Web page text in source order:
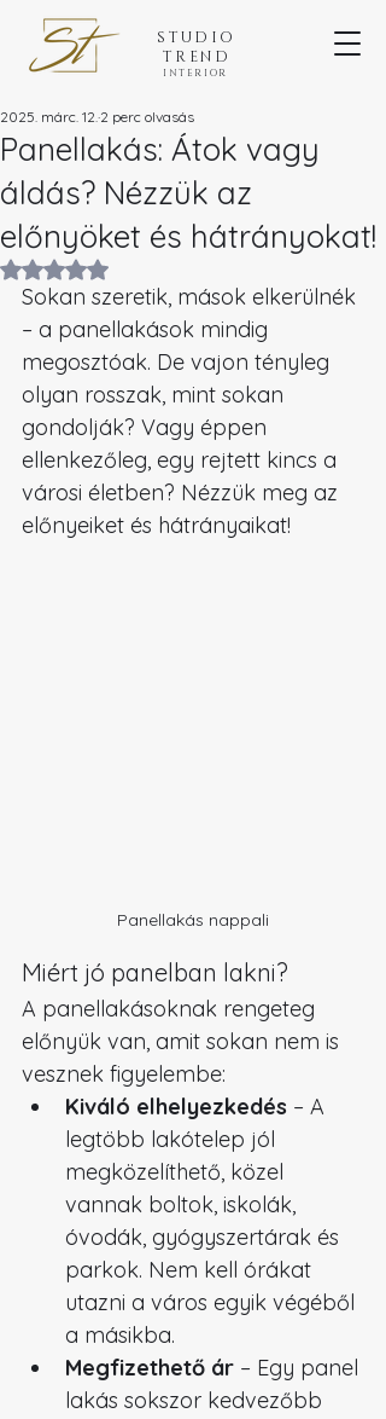
STUDIO
TREND
INTERIOR
Panellakás: Átok vagy
áldás? Nézzük az
előnyöket és hátrányokat!
2025. márc. 12. 2 perc olvasás
NaN csillagot kapott az 5-ből.
Sokan szeretik, mások elkerülnék
– a panellakások mindig
megosztóak. De vajon tényleg
olyan rosszak, mint sokan
gondolják? Vagy éppen
ellenkezőleg, egy rejtett kincs a
városi életben? Nézzük meg az
előnyeiket és hátrányaikat!
Panellakás nappali
Miért jó panelban lakni?
A panellakásoknak rengeteg
előnyük van, amit sokan nem is
vesznek figyelembe:
Kiváló elhelyezkedés – A
legtöbb lakótelep jól
megközelíthető, közel
vannak boltok, iskolák,
óvodák, gyógyszertárak és
parkok. Nem kell órákat
utazni a város egyik végéből
a másikba.
Megfizethető ár – Egy panel
lakás sokszor kedvezőbb